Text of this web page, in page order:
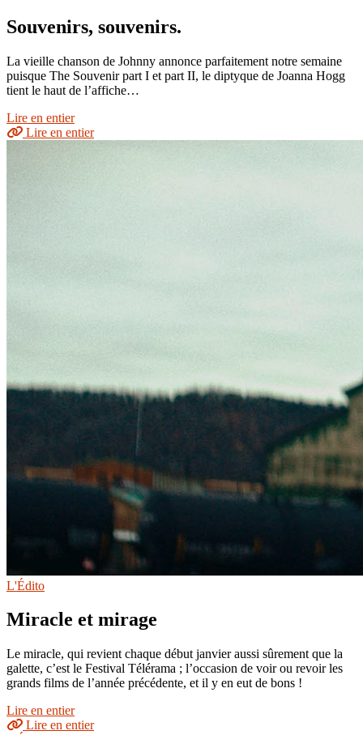
Souvenirs, souvenirs.
La vieille chanson de Johnny annonce parfaitement notre semaine
puisque The Souvenir part I et part II, le diptyque de Joanna Hogg
tient le haut de l’affiche…
Lire en entier
Lire en entier
L'Édito
Miracle et mirage
Le miracle, qui revient chaque début janvier aussi sûrement que la
galette, c’est le Festival Télérama ; l’occasion de voir ou revoir les
grands films de l’année précédente, et il y en eut de bons !
Lire en entier
Lire en entier